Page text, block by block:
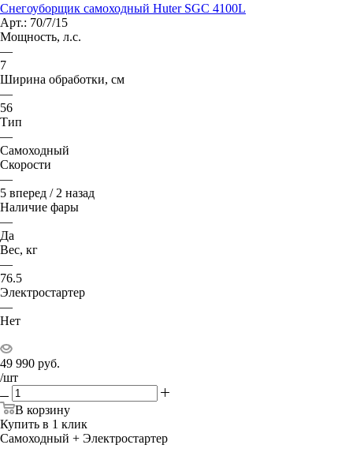
Снегоуборщик самоходный Huter SGC 4100L
Арт.: 70/7/15
Мощность, л.с.
—
7
Ширина обработки, см
—
56
Тип
—
Самоходный
Скорости
—
5 вперед / 2 назад
Наличие фары
—
Да
Вес, кг
—
76.5
Электростартер
—
Нет
49 990 руб.
/шт
В корзину
Купить в 1 клик
Самоходный + Электростартер